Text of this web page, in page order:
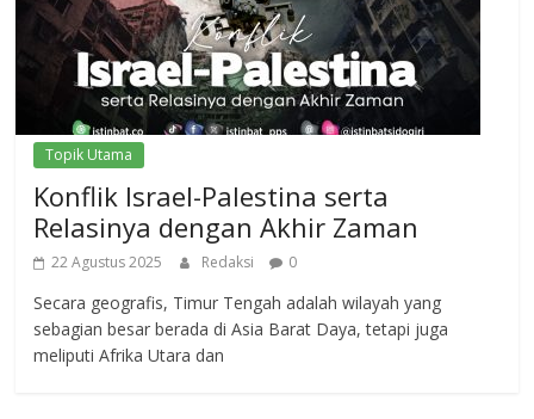
Topik Utama
Konflik Israel-Palestina serta
Relasinya dengan Akhir Zaman
22 Agustus 2025 Redaksi 0
Secara geografis, Timur Tengah adalah wilayah yang
sebagian besar berada di Asia Barat Daya, tetapi juga
meliputi Afrika Utara dan